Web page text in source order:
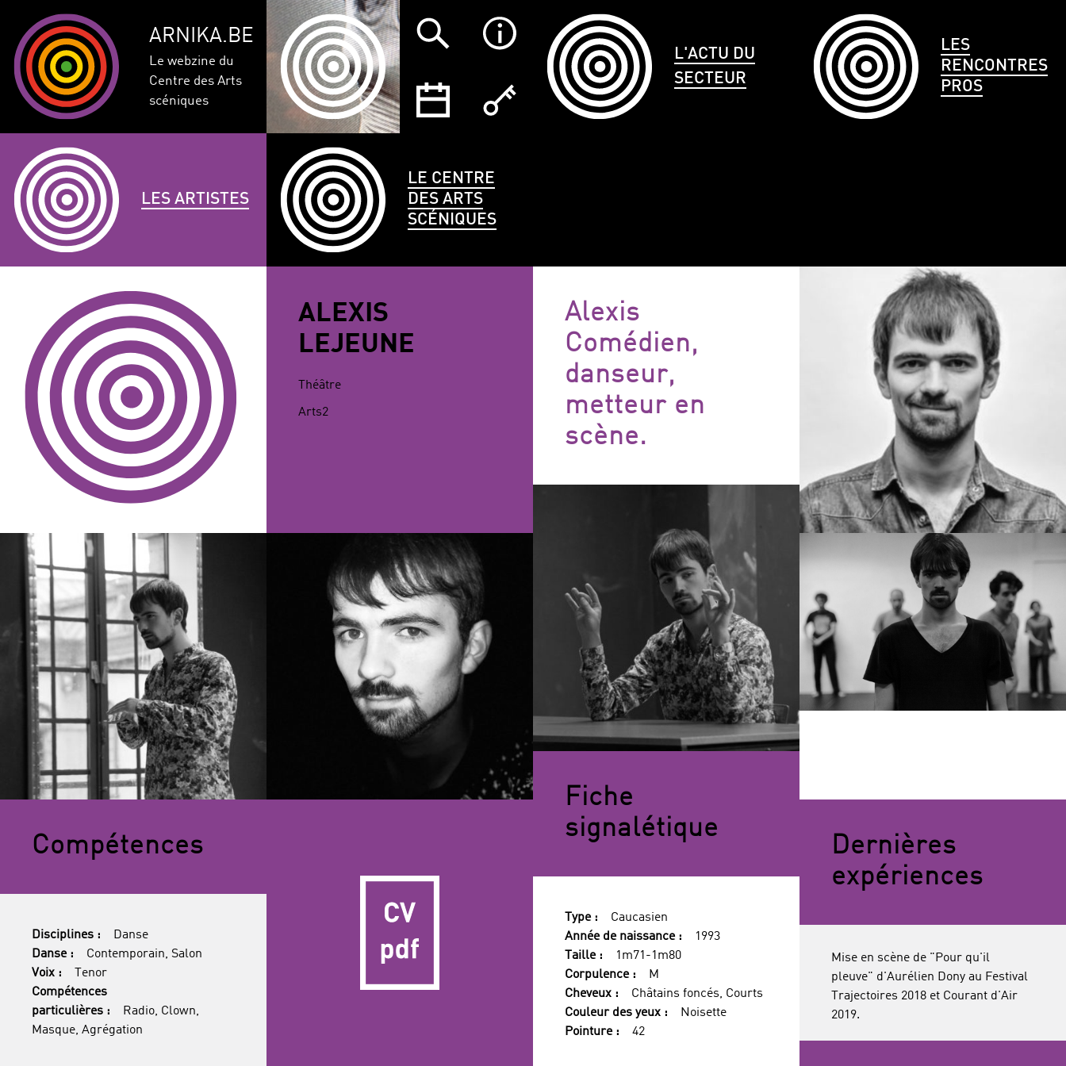
ARNIKA.BE
Le webzine du
Centre des Arts
scéniques
L'ACTU DU
SECTEUR
LES
RENCONTRES
PROS
LES ARTISTES
LE CENTRE
DES ARTS
SCÉNIQUES
DISCIPLINE
COMPÉTENCE
PARLÉES
TAILLE
CORPULENCE
ANNÉE DE
NAISSANCE
ALEXIS
LEJEUNE
Théâtre
Arts2
Alexis
Comédien,
danseur,
metteur en
scène.
Fiche
signalétique
Type :
Caucasien
Année de naissance :
1993
Taille :
1m71-1m80
Corpulence :
M
Cheveux :
Châtains foncés, Courts
Couleur des yeux :
Noisette
Pointure :
42
Compétences
Disciplines :
Danse
Danse :
Contemporain, Salon
Voix :
Tenor
Compétences
particulières :
Radio, Clown,
Masque, Agrégation
Dernières
expériences
Mise en scène de "Pour qu'il
pleuve" d'Aurélien Dony au Festival
Trajectoires 2018 et Courant d'Air
2019.